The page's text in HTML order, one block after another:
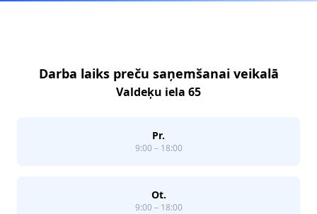
Darba laiks preču saņemšanai veikalā
Valdeķu iela 65
Pr.
9:00 – 18:00
Ot.
9:00 – 18:00